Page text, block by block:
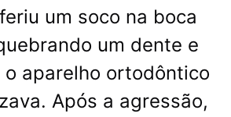
um soco na boca
um dente e
aparelho ortodôntico
Após a agressão,